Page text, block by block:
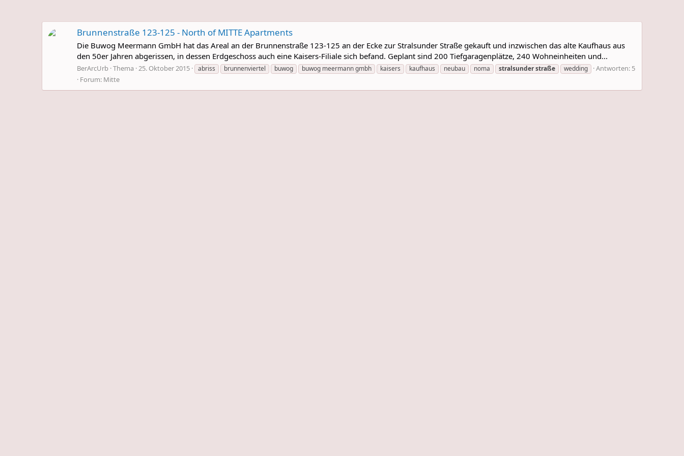
Brunnenstraße 123-125 - North of MITTE Apartments
Die Buwog Meermann GmbH hat das Areal an der Brunnenstraße 123-125 an der Ecke zur Stralsunder Straße gekauft und inzwischen das alte Kaufhaus aus
den 50er Jahren abgerissen, in dessen Erdgeschoss auch eine Kaisers-Filiale sich befand. Geplant sind 200 Tiefgaragenplätze, 240 Wohneinheiten und...
BerArcUrb Thema 25. Oktober 2015 abriss brunnenviertel buwog buwog meermann gmbh kaisers kaufhaus neubau noma stralsunderstraße wedding
Antworten: 5
Forum: Mitte